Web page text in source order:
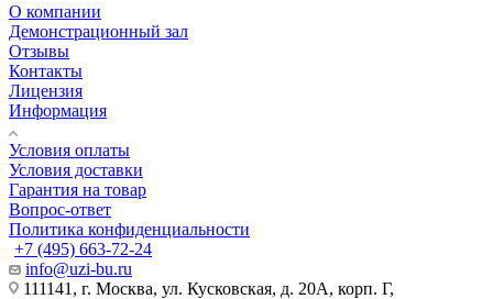
О компании
Демонстрационный зал
Отзывы
Контакты
Лицензия
Информация
Условия оплаты
Условия доставки
Гарантия на товар
Вопрос-ответ
Политика конфиденциальности
+7 (495) 663-72-24
info@uzi-bu.ru
111141, г. Москва, ул. Кусковская, д. 20А, корп. Г,